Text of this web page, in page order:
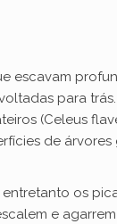
escavam
para
(Celeus
de
os
e